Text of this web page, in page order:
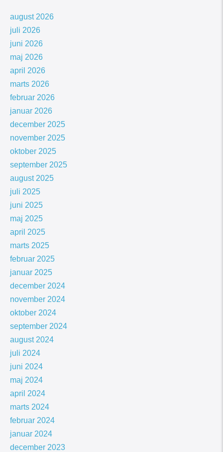
august 2026
juli 2026
juni 2026
maj 2026
april 2026
marts 2026
februar 2026
januar 2026
december 2025
november 2025
oktober 2025
september 2025
august 2025
juli 2025
juni 2025
maj 2025
april 2025
marts 2025
februar 2025
januar 2025
december 2024
november 2024
oktober 2024
september 2024
august 2024
juli 2024
juni 2024
maj 2024
april 2024
marts 2024
februar 2024
januar 2024
december 2023